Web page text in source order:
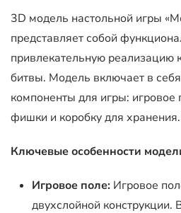
3D модель настольной игры
представляет собой
привлекательную реализацию
битвы. Модель включает в
компоненты для игры: игровое
фишки и коробку для хранения.
Ключевые особенности
Игровое поле: Игровое
двухслойной конструкции.